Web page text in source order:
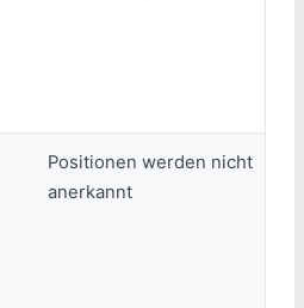
Positionen werden nicht
anerkannt